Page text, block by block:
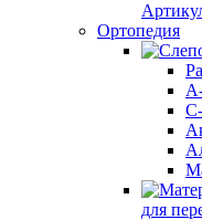
Ортопедия
для